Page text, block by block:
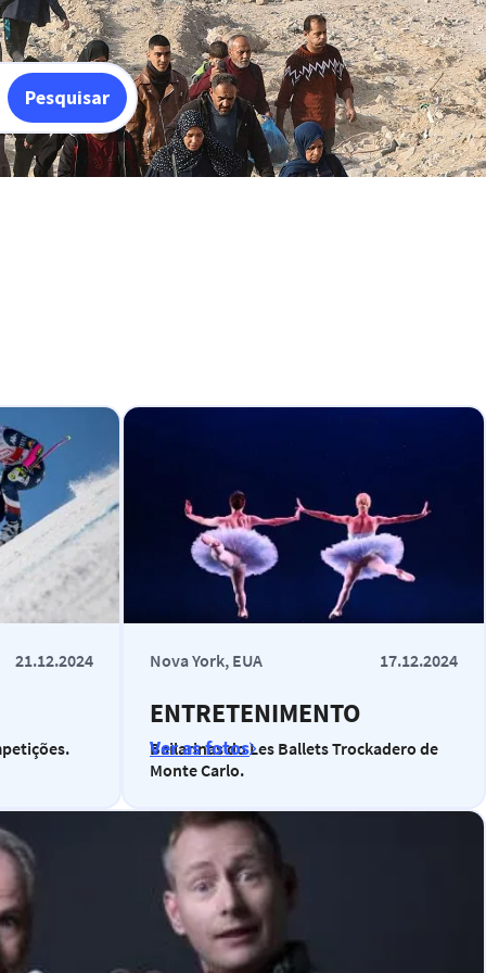
Pesquisar
21.12.2024 Nova York, EUA 17.12.2024
ENTRETENIMENTO
Bailarinas do Les Ballets Trockadero de
Monte Carlo.
Ver as fotos